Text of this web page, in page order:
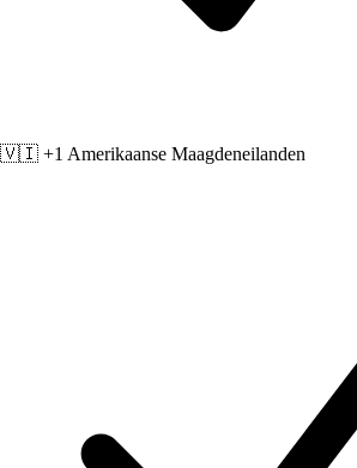
🇻🇮 +1 Amerikaanse Maagdeneilanden